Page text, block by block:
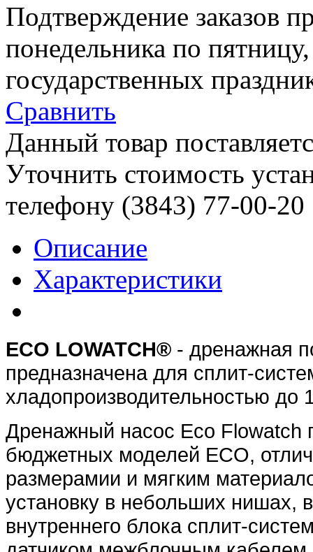
Подтверждение заказов
понедельника по
государственных
Сравнить
Данный товар
Уточнить стоимость
телефону (3843) 77-00-20
Описание
Характеристики
ECO LOWATCH® - дренажная
предназначена для сплит-
хладопроизводительностью до
Дренажный насос Eco Flowatch
бюджетных моделей ECO,
размерамии и мягким
установку в небольших нишах,
внутреннего блока сплит-